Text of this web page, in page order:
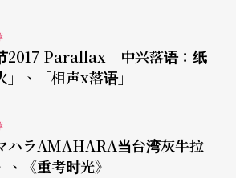
2017 Parallax「中兴落语：纸
」、「相声x落语」
ハラAMAHARA当台湾灰牛拉
、《重考时光》